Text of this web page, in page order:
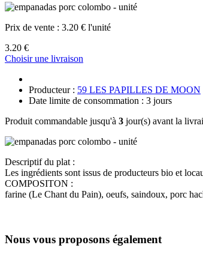
Prix de vente : 3.20 € l'unité
3.20 €
Choisir une livraison
Producteur : 59 LES PAPILLES DE MOON
Date limite de consommation : 3 jours
Produit commandable jusqu'à 3 jour(s) avant la
Descriptif du plat :
Les ingrédients sont issus de producteurs bio et
COMPOSITON :
farine (Le Chant du Pain), oeufs, saindoux, porc
Nous vous proposons également